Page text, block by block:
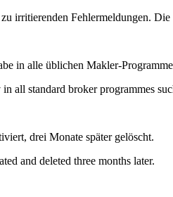
irritierenden Fehlermeldungen.
in alle üblichen Makler-
all standard broker programmes
drei Monate später gelöscht.
and deleted three months later.